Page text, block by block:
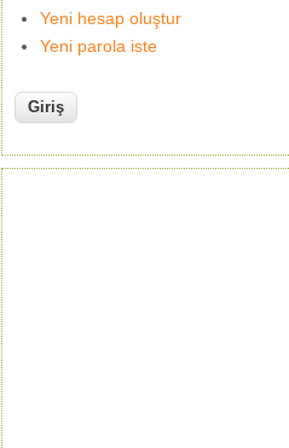
Yeni hesap oluştur
Yeni parola iste